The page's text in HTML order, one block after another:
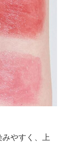
やすく、上